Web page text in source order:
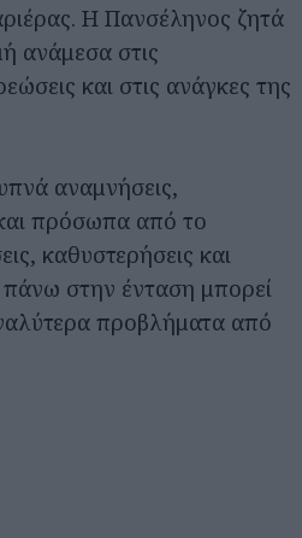
Η Πανσέληνος ζητά
ανάμεσα στις
και στις ανάγκες της
αναμνήσεις,
πρόσωπα από το
καθυστερήσεις και
πάνω στην ένταση μπορεί
προβλήματα από